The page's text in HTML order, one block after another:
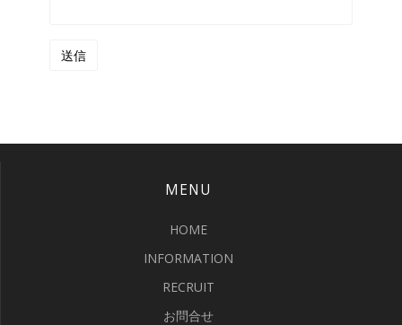
MENU
HOME
INFORMATION
RECRUIT
お問合せ